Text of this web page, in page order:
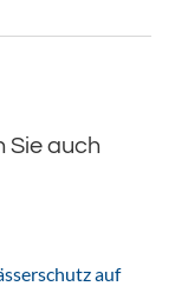
Sie auch
auf